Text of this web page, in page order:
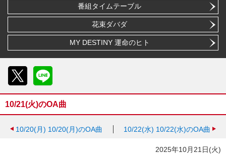
番組タイムテーブル
花束ダバダ
MY DESTINY 運命のヒト
10/21(火)のOA曲
10/20(月) 10/20(月)のOA曲 10/22(水) 10/22(水)のOA曲
2025年10月21日(火)